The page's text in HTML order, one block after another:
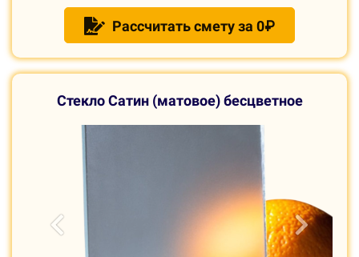
Рассчитать смету за 0₽
Стекло Сатин (матовое) бесцветное